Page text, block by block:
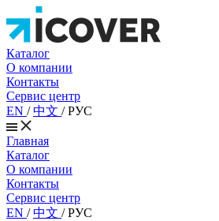
Каталог
О компании
Контакты
Сервис центр
EN /中文 /РУС
Главная
Каталог
О компании
Контакты
Сервис центр
EN /中文 /РУС